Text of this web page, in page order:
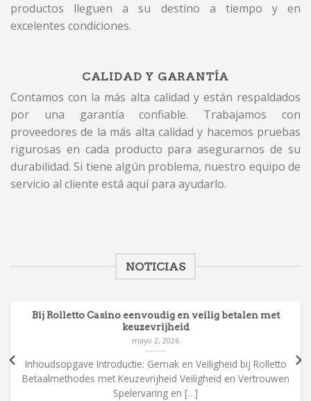
productos lleguen a su destino a tiempo y en
excelentes condiciones.
CALIDAD Y GARANTÍA
Contamos con la más alta calidad y están respaldados
por una garantía confiable. Trabajamos con
proveedores de la más alta calidad y hacemos pruebas
rigurosas en cada producto para asegurarnos de su
durabilidad. Si tiene algún problema, nuestro equipo de
servicio al cliente está aquí para ayudarlo.
NOTICIAS
Bij Rolletto Casino eenvoudig en veilig betalen met
keuzevrijheid
mayo 2, 2026
Inhoudsopgave Introductie: Gemak en Veiligheid bij Rolletto
Betaalmethodes met Keuzevrijheid Veiligheid en Vertrouwen
Spelervaring en […]